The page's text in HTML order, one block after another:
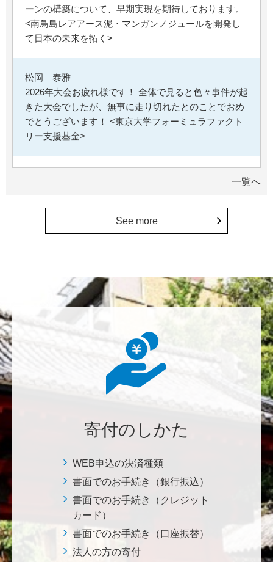
ーンの構築について、早期実現を期待しております。
<南鳥島レアアース泥・マンガンノジュールを開発し
て日本の未来を拓く>
松岡 泰雅
2026年大会お疲れ様です！ 全体で見ると色々事件が起
きた大会でしたが、無事に走り切れたとのことでおめ
でとうございます！ <東京大学フォーミュラファクト
リー支援基金>
まる中、専門的知見を分かりやすく伝え国民の理解向
上に貢献することこそ東大経済の社会的責務だと感
増田 尚久
ます。 <東京大学附属図書館支援プロジェクト>
植物は、実は植物同士全世界の植物で繋がっている。
る。 植物、素晴らしい。 世界の学会でも、子供たち
い。 後世、子供たちにも、３千年後も
美味しいお寿司、刺身、美味しい魚、美味しい日本
米、酢飯 世界中の人々の舌を魅了している これから
も未来永劫 美味しいお寿司、刺身、日本米を子供た
ち、孫たち、子々孫々へ <国際水産研究教育基金>
一覧へ
See more
寄付のしかた
WEB申込の決済種類
書面でのお手続き（銀行振込）
書面でのお手続き（クレジット
カード）
書面でのお手続き（口座振替）
法人の方の寄付